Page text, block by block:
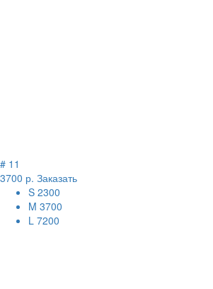
# 11
3700 р. Заказать
S 2300
M 3700
L 7200